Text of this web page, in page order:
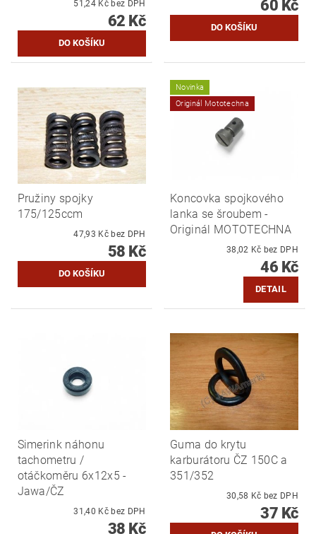
51,24 Kč bez DPH
62 Kč
60 Kč
Pružiny spojky
175/125ccm
47,93 Kč bez DPH
58 Kč
Novinka
Originál Mototechna
Koncovka spojkového
lanka se šroubem -
Originál MOTOTECHNA
38,02 Kč bez DPH
46 Kč
DETAIL
Simerink náhonu
tachometru /
otáčkoměru 6x12x5 -
Jawa/ČZ
31,40 Kč bez DPH
38 Kč
Guma do krytu
karburátoru ČZ 150C a
351/352
30,58 Kč bez DPH
37 Kč